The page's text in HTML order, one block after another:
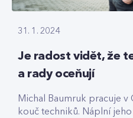
31. 1. 2024
Je radost vidět, že
a rady oceňují
Michal Baumruk pracuje v
kouč techniků. Náplní